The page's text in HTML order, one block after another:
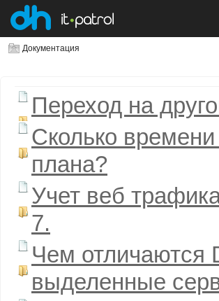
Документация
Переход на
Сколько
плана?
Учет веб
7.
Чем отличаются
выделенные